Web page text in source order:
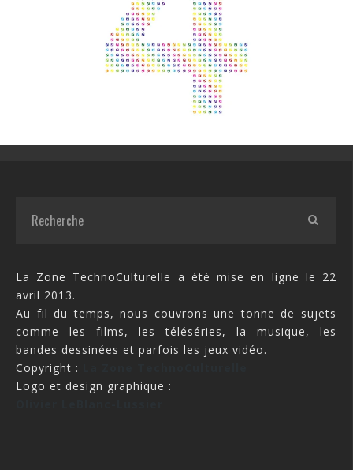
La Zone TechnoCulturelle a été mise en ligne le 22
avril 2013.
Au fil du temps, nous couvrons une tonne de sujets
comme les films, les téléséries, la musique, les
bandes dessinées et parfois les jeux vidéo.
Copyright :
Logo et design graphique :